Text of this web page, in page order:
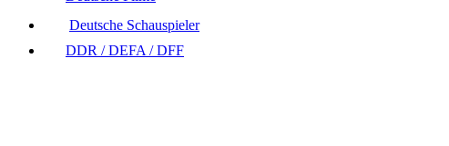
Deutsche Schauspieler
DDR / DEFA / DFF